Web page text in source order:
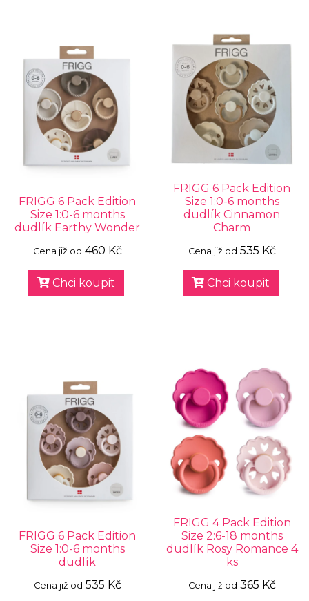
FRIGG 6 Pack Edition
Size 1:0-6 months
dudlík Earthy Wonder
Cena již od 460 Kč
Chci koupit
FRIGG 6 Pack Edition
Size 1:0-6 months
dudlík Cinnamon
Charm
Cena již od 535 Kč
Chci koupit
FRIGG 6 Pack Edition
Size 1:0-6 months
dudlík
Cena již od 535 Kč
FRIGG 4 Pack Edition
Size 2:6-18 months
dudlík Rosy Romance 4
ks
Cena již od 365 Kč